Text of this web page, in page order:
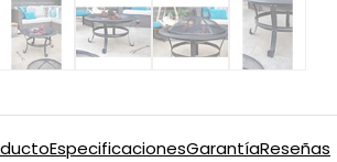
EspecificacionesGarantíaReseñas